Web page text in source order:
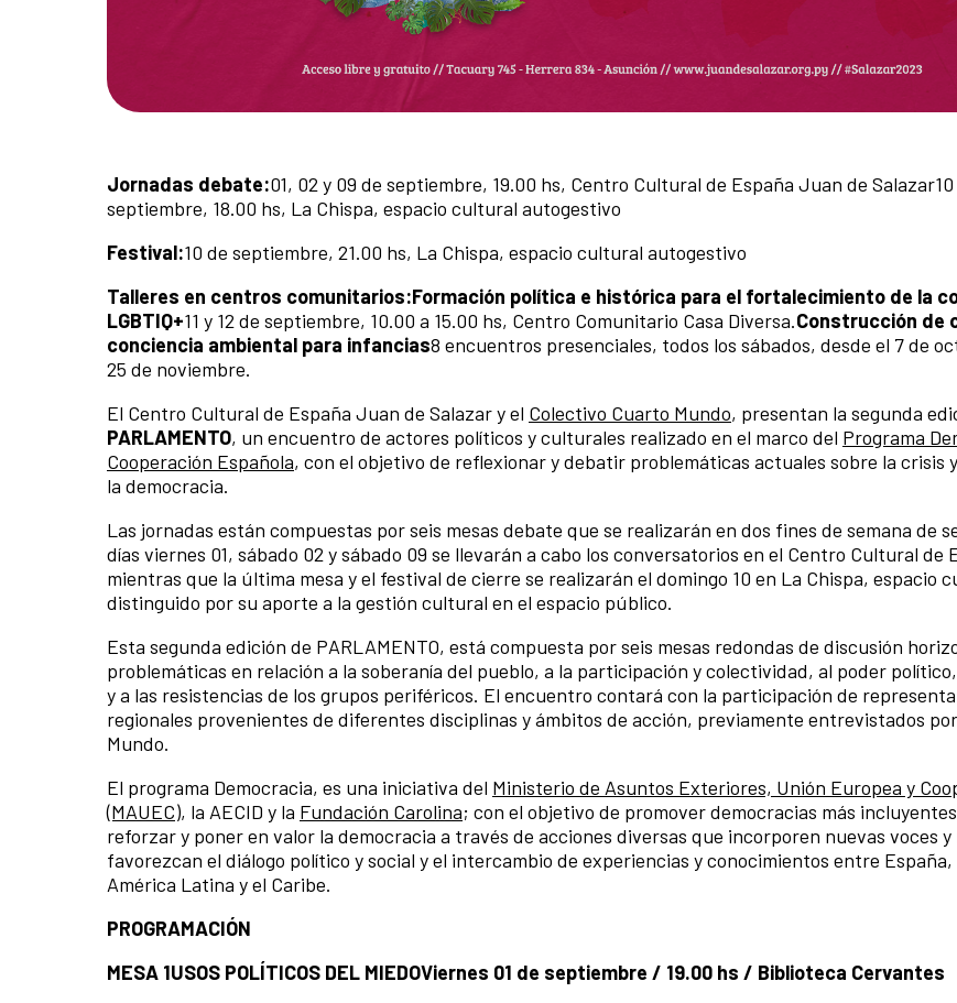
Jornadas debate:01, 02 y 09 de septiembre, 19.00 hs, Centro Cultural de España Juan de Salazar10
septiembre, 18.00 hs, La Chispa, espacio cultural autogestivo
Festival:10 de septiembre, 21.00 hs, La Chispa, espacio cultural autogestivo
Talleres en centros comunitarios:Formación política e histórica para el fortalecimiento de la
LGBTIQ+11 y 12 de septiembre, 10.00 a 15.00 hs, Centro Comunitario Casa Diversa.Construcción de
conciencia ambiental para infancias8 encuentros presenciales, todos los sábados, desde el 7 de
25 de noviembre.
El Centro Cultural de España Juan de Salazar y el Colectivo Cuarto Mundo, presentan la segunda
PARLAMENTO, un encuentro de actores políticos y culturales realizado en el marco del Programa
Cooperación Española, con el objetivo de reflexionar y debatir problemáticas actuales sobre la crisis
la democracia.
Las jornadas están compuestas por seis mesas debate que se realizarán en dos fines de semana de
días viernes 01, sábado 02 y sábado 09 se llevarán a cabo los conversatorios en el Centro Cultural de
mientras que la última mesa y el festival de cierre se realizarán el domingo 10 en La Chispa, espacio
distinguido por su aporte a la gestión cultural en el espacio público.
Esta segunda edición de PARLAMENTO, está compuesta por seis mesas redondas de discusión
problemáticas en relación a la soberanía del pueblo, a la participación y colectividad, al poder
y a las resistencias de los grupos periféricos. El encuentro contará con la participación de
regionales provenientes de diferentes disciplinas y ámbitos de acción, previamente entrevistados
Mundo.
El programa Democracia, es una iniciativa del Ministerio de Asuntos Exteriores, Unión Europea y
(MAUEC), la AECID y la Fundación Carolina; con el objetivo de promover democracias más
reforzar y poner en valor la democracia a través de acciones diversas que incorporen nuevas voces y
favorezcan el diálogo político y social y el intercambio de experiencias y conocimientos entre España,
América Latina y el Caribe.
PROGRAMACIÓN
MESA 1USOS POLÍTICOS DEL MIEDOViernes 01 de septiembre / 19.00 hs / Biblioteca Cervantes